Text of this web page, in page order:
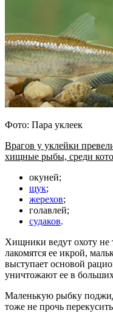
Фото: Пара уклеек
Врагов у уклейки
хищные рыбы, среди
окуней;
щук;
жерехов;
голавлей;
судаков.
Хищники ведут охоту не
лакомятся ее икрой,
выступает основой
уничтожают ее в
Маленькую рыбку
тоже не прочь